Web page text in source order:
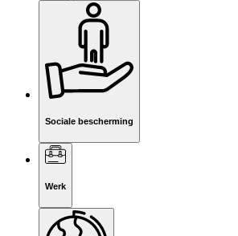
Sociale bescherming
Werk